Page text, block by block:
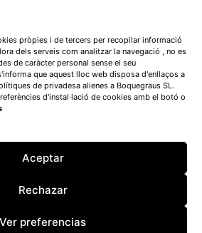
pròpies i de tercers per recopilar informació
dels serveis com analitzar la navegació , no es
de caràcter personal sense el seu
que aquest lloc web disposa d'enllaços a
de privadesa alienes a Boquegraus SL.
d'instal·lació de cookies amb el botó o
Aceptar
Rechazar
Ver preferencias